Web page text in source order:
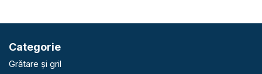
Categorie
Grătare și gril